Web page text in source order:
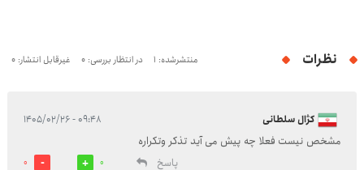
نظرات منتشرشده: 1 در انتظار بررسی: 0 غیرقابل انتشار: 0
کژال سلطانی ۰۹:۴۸ - ۱۴۰۵/۰۲/۲۶
مشخص نیست فعلا چه پیش می آید تذکر وتکراره
پاسخ
0
0